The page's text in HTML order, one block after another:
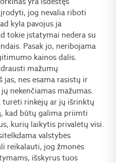
jog nevalia riboti
kyla pavojus ja
tokie įstatymai nedera su
Pasak jo, neribojama
kainos dalis.
mažumų
nes esama rasistų ir
nekenčiamas mažumas.
turėti rinkėjų ar jų išrinktų
kad būtų galima priimti
kurių laikytis privalėtų visi.
valstybės
reikalauti, jog žmonės
išskyrus tuos